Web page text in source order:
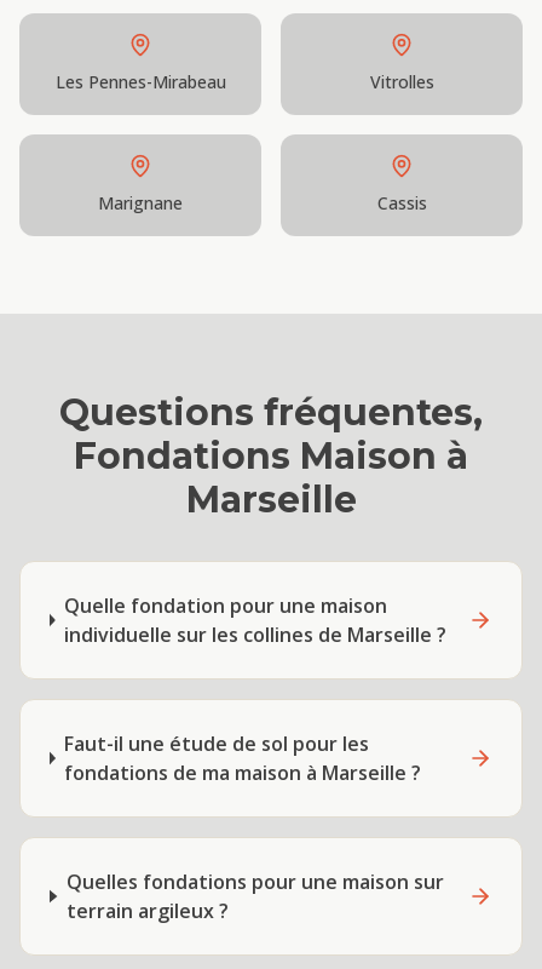
Les Pennes-Mirabeau Vitrolles
Marignane Cassis
Questions fréquentes,
Fondations Maison à
Marseille
Quelle fondation pour une maison
individuelle sur les collines de Marseille ?
Faut-il une étude de sol pour les
fondations de ma maison à Marseille ?
Quelles fondations pour une maison sur
terrain argileux ?